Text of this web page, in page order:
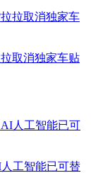
取消独家车贴
工智能已可替